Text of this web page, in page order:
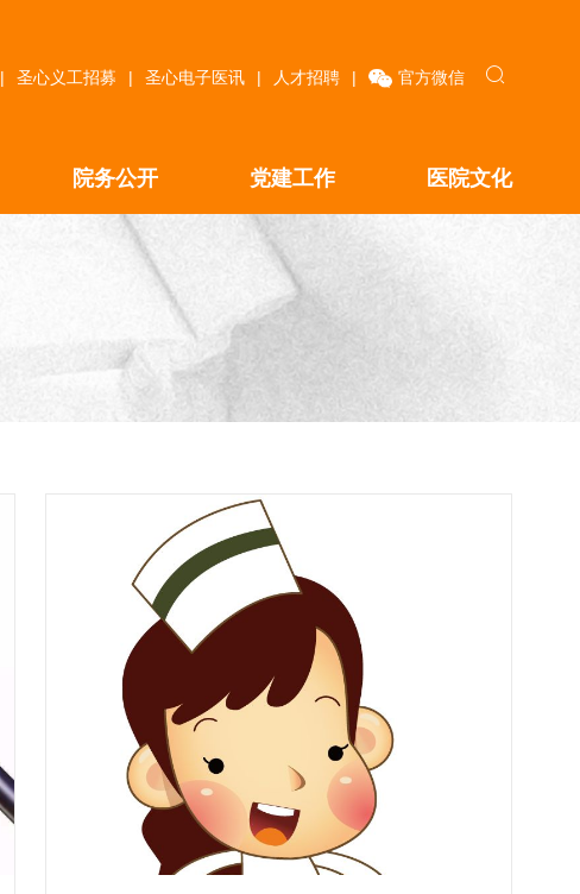
| 圣心义工招募 | 圣心电子医讯 | 人才招聘 | 官方微信
院务公开 党建工作 医院文化